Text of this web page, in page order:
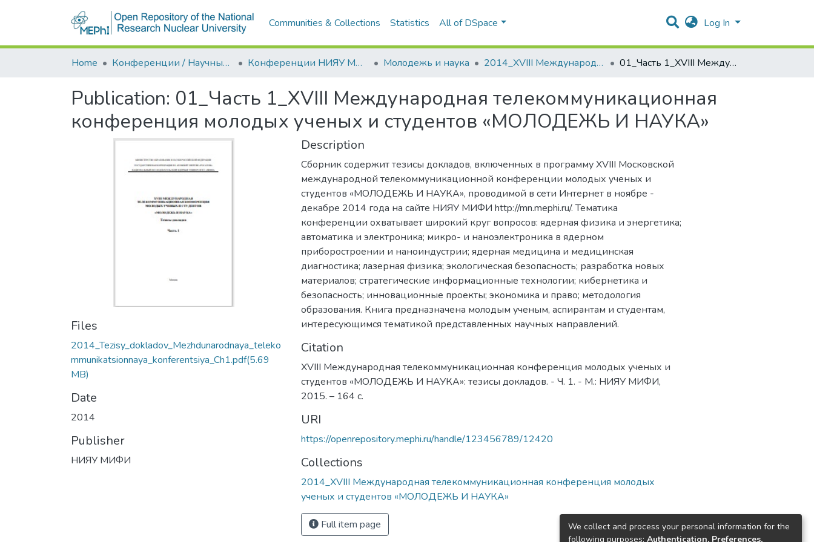
Communities & Collections Statistics All of DSpace Log In
Home Конференции / Научные семинары Конференции НИЯУ МИФИ Молодежь и наука 2014_XVIII Международная телекоммуникационная конференция молодых ученых и студентов «МОЛОДЕЖЬ И НАУКА» 01_Часть 1_XVIII Международная телекоммуникационная конференция молодых ученых и студентов «МОЛОДЕЖЬ И НАУКА»
Publication: 01_Часть 1_XVIII Международная телекоммуникационная
конференция молодых ученых и студентов «МОЛОДЕЖЬ И НАУКА»
Files
2014_Tezisy_dokladov_Mezhdunarodnaya_teleko
mmunikatsionnaya_konferentsiya_Ch1.pdf(5.69
MB)
Date
2014
Publisher
НИЯУ МИФИ
Description
Сборник содержит тезисы докладов, включенных в программу XVIII Московской
международной телекоммуникационной конференции молодых ученых и
студентов «МОЛОДЕЖЬ И НАУКА», проводимой в сети Интернет в ноябре -
декабре 2014 года на сайте НИЯУ МИФИ http://mn.mephi.ru/. Тематика
конференции охватывает широкий круг вопросов: ядерная физика и энергетика;
автоматика и электроника; микро- и наноэлектроника в ядерном
приборостроении и наноиндустрии; ядерная медицина и медицинская
диагностика; лазерная физика; экологическая безопасность; разработка новых
материалов; стратегические информационные технологии; кибернетика и
безопасность; инновационные проекты; экономика и право; методология
образования. Книга предназначена молодым ученым, аспирантам и студентам,
интересующимся тематикой представленных научных направлений.
Citation
XVIII Международная телекоммуникационная конференция молодых ученых и
студентов «МОЛОДЕЖЬ И НАУКА»: тезисы докладов. - Ч. 1. - М.: НИЯУ МИФИ,
2015. – 164 с.
URI
https://openrepository.mephi.ru/handle/123456789/12420
Collections
2014_XVIII Международная телекоммуникационная конференция молодых
ученых и студентов «МОЛОДЕЖЬ И НАУКА»
Full item page
We collect and process your personal information for the
following purposes: Authentication, Preferences,